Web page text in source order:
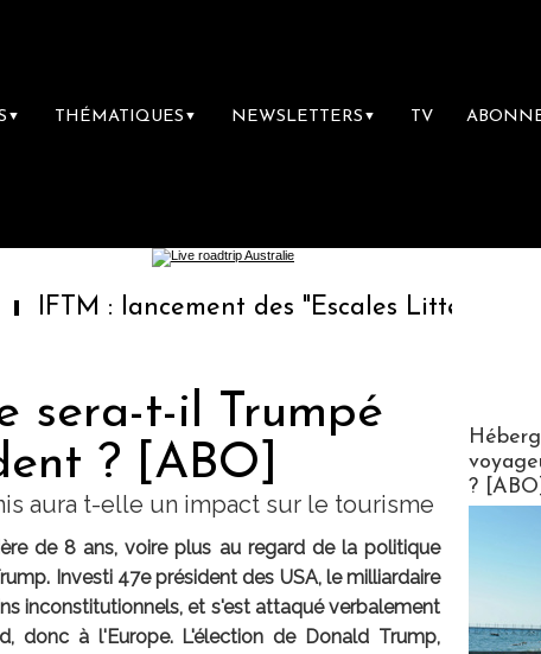
▼ THÉMATIQUES ▼ NEWSLETTERS ▼ TV
: lancement des "Escales Littéraires", la
sera-t-il Trumpé
? [ABO]
aura t-elle un impact sur le tourisme
de 8 ans, voire plus au regard de la politique
Investi 47e président des USA, le milliardaire
inconstitutionnels, et s'est attaqué verbalement
donc à l'Europe. L'élection de Donald Trump,
? [ABO]